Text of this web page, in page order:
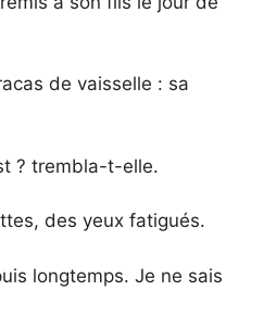
de vaisselle : sa
? trembla-t-elle.
des yeux fatigués.
longtemps. Je ne sais